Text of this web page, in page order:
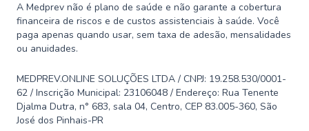
A Medprev não é plano de saúde e não garante a cobertura
financeira de riscos e de custos assistenciais à saúde. Você
paga apenas quando usar, sem taxa de adesão, mensalidades
ou anuidades.
MEDPREV.ONLINE SOLUÇÕES LTDA / CNPJ: 19.258.530/0001-
62 / Inscrição Municipal: 23106048 / Endereço: Rua Tenente
Djalma Dutra, n° 683, sala 04, Centro, CEP 83.005-360, São
José dos Pinhais-PR